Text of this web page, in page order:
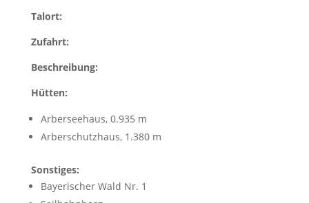
Talort:
Zufahrt:
Beschreibung:
Hütten:
Arberseehaus, 0.935 m
Arberschutzhaus, 1.380 m
Sonstiges:
Bayerischer Wald Nr. 1